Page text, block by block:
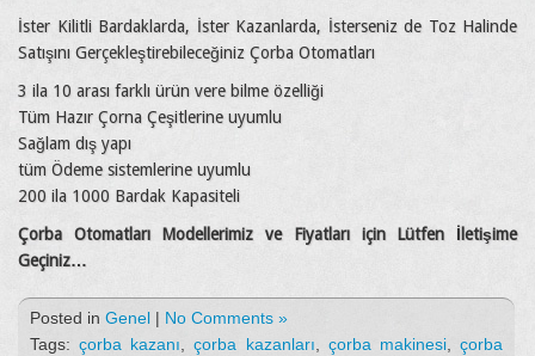
İster Kilitli Bardaklarda, İster Kazanlarda, İsterseniz de Toz Halinde
Satışını Gerçekleştirebileceğiniz Çorba Otomatları
3 ila 10 arası farklı ürün vere bilme özelliği
Tüm Hazır Çorna Çeşitlerine uyumlu
Sağlam dış yapı
tüm Ödeme sistemlerine uyumlu
200 ila 1000 Bardak Kapasiteli
Çorba Otomatları Modellerimiz ve Fiyatları için Lütfen İletişime
Geçiniz…
Posted in Genel | No Comments »
Tags:çorba kazanı,çorba kazanları, çorba makinesi,çorba